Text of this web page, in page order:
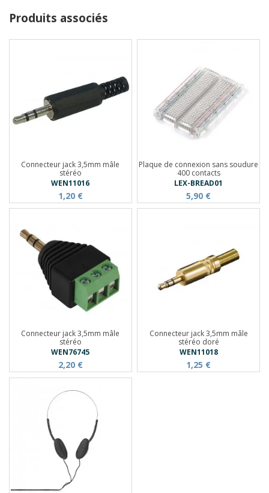
Produits associés
Connecteur jack 3,5mm mâle
stéréo
WEN11016
1,20 €
Plaque de connexion sans soudure
400 contacts
LEX-BREAD01
5,90 €
Connecteur jack 3,5mm mâle
stéréo
WEN76745
2,20 €
Connecteur jack 3,5mm mâle
stéréo doré
WEN11018
1,25 €